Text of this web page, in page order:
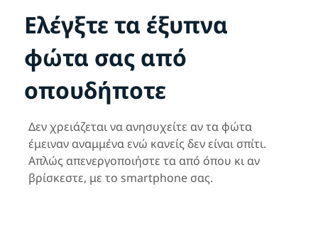
Ελέγξτε τα έξυπνα
φώτα σας από
οπουδήποτε
Δεν χρειάζεται να ανησυχείτε αν τα φώτα
έμειναν αναμμένα ενώ κανείς δεν είναι σπίτι.
Απλώς απενεργοποιήστε τα από όπου κι αν
βρίσκεστε, με το smartphone σας.